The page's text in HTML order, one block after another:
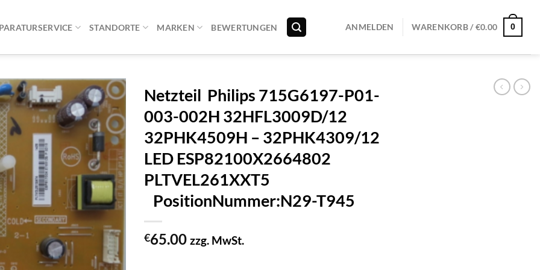
STANDORTE MARKEN BEWERTUNGEN ANMELDEN WARENKORB /€0.00 0
Netzteil Philips 715G6197-P01-
003-002H 32HFL3009D/12
32PHK4509H – 32PHK4309/12
LED ESP82100X2664802
PLTVEL261XXT5
PositionNummer:N29-T945
€65.00 zzg. MwSt.